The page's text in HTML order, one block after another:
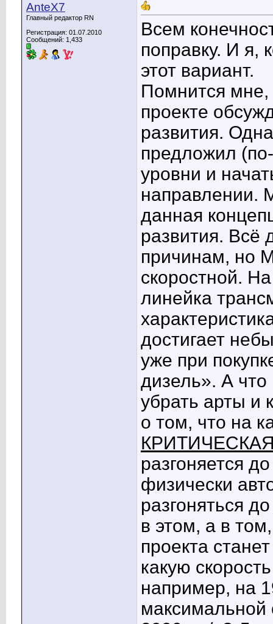
AnteX7
Главный редактор RN
Регистрация: 01.07.2010
Сообщений: 1,433
Всем
поправку. И я,
этот вариант.
Помнится мне,
проекте
развития.
предложил
уровни и
направлении.
данная
развития. Всё
причинам, но
скоростной.
линейка
достигает
уже при
дизель». А
убрать арты и
о том, что на
разгоняется
физически
разгоняться
в этом, а в
проекта
какую
например, на
максимальной